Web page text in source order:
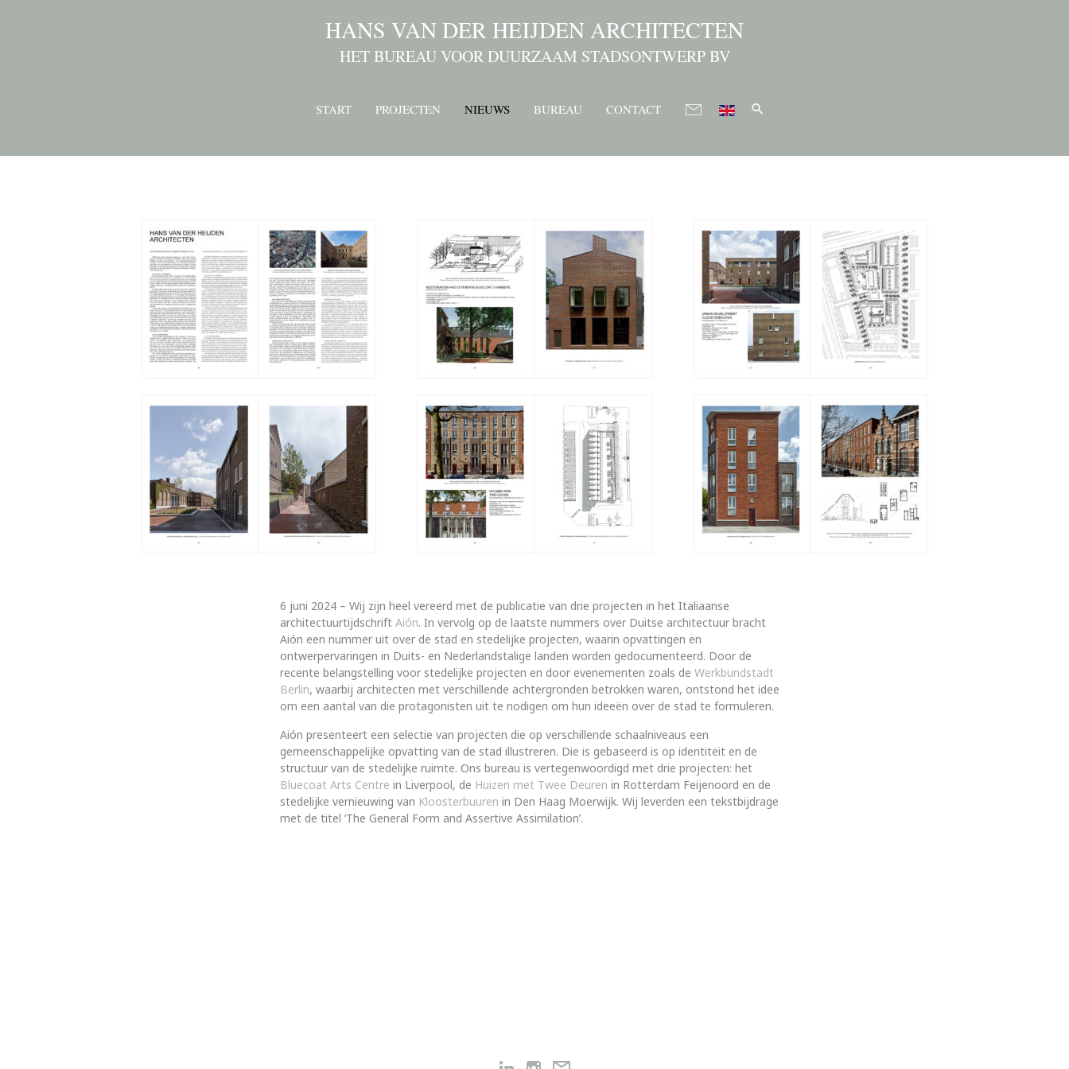
HANS VAN DER HEIJDEN ARCHITECTEN
HET BUREAU VOOR DUURZAAM STADSONTWERP BV
START PROJECTEN NIEUWS BUREAU CONTACT Zoeken
6 juni 2024 – Wij zijn heel vereerd met de publicatie van drie projecten in het Italiaanse
architectuurtijdschrift Aión. In vervolg op de laatste nummers over Duitse architectuur bracht
Aión een nummer uit over de stad en stedelijke projecten, waarin opvattingen en
ontwerpervaringen in Duits- en Nederlandstalige landen worden gedocumenteerd. Door de
recente belangstelling voor stedelijke projecten en door evenementen zoals de Werkbundstadt
Berlin, waarbij architecten met verschillende achtergronden betrokken waren, ontstond het idee
om een aantal van die protagonisten uit te nodigen om hun ideeën over de stad te formuleren.
Aión presenteert een selectie van projecten die op verschillende schaalniveaus een
gemeenschappelijke opvatting van de stad illustreren. Die is gebaseerd is op identiteit en de
structuur van de stedelijke ruimte. Ons bureau is vertegenwoordigd met drie projecten: het
Bluecoat Arts Centre in Liverpool, de Huizen met Twee Deuren in Rotterdam Feijenoord en de
stedelijke vernieuwing van Kloosterbuuren in Den Haag Moerwijk. Wij leverden een tekstbijdrage
met de titel ‘The General Form and Assertive Assimilation’.